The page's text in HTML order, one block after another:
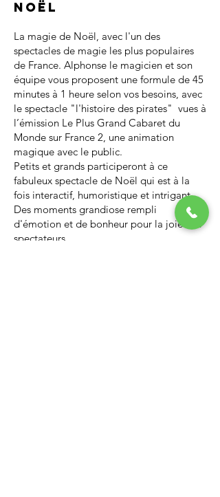
noël
La magie de Noël, avec l'un des
spectacles de magie les plus populaires
de France. Alphonse le magicien et son
équipe vous proposent une formule de 45
minutes à 1 heure selon vos besoins, avec
le spectacle "l'histoire des pirates" vues à
l’émission Le Plus Grand Cabaret du
Monde sur France 2, une animation
magique avec le public.
Petits et grands participeront à ce
fabuleux spectacle de Noël qui est à la
fois interactif, humoristique et intrigant.
Des moments grandiose rempli
d'émotion et de bonheur pour la joie des
spectateurs.